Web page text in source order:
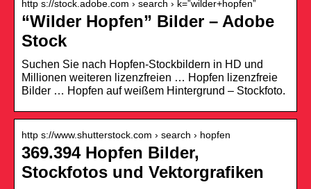
http s://stock.adobe.com › search › k=”wilder+hopfen”
“Wilder Hopfen” Bilder – Adobe
Stock
Suchen Sie nach Hopfen-Stockbildern in HD und
Millionen weiteren lizenzfreien … Hopfen lizenzfreie
Bilder … Hopfen auf weißem Hintergrund – Stockfoto.
http s://www.shutterstock.com › search › hopfen
369.394 Hopfen Bilder,
Stockfotos und Vektorgrafiken